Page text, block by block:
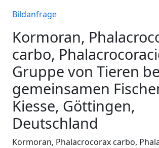
Bildanfrage
Kormoran,
carbo,
Gruppe von Tieren
gemeinsamen
Kiesse, Göttingen,
Deutschland
Kormoran, Phalacrocorax carbo,